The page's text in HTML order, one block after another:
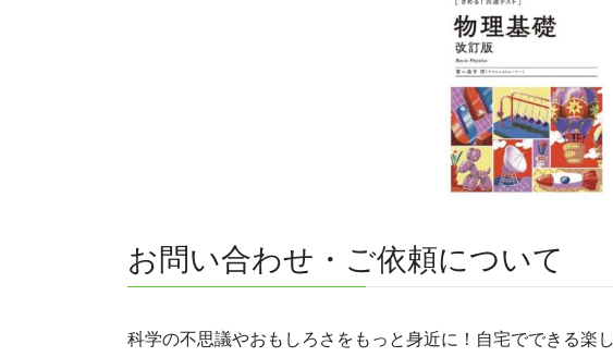
お問い合わせ・ご依頼について
科学の不思議やおもしろさをもっと身近に！自宅でできる楽